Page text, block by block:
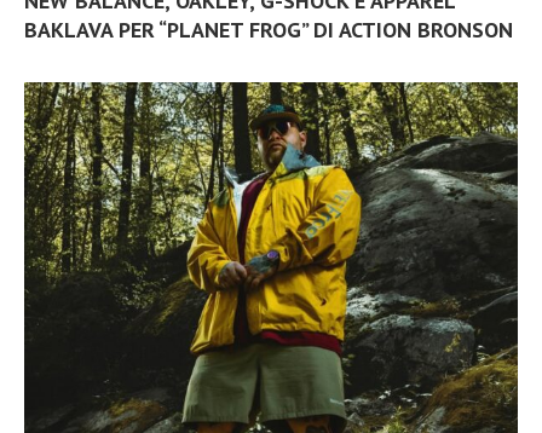
BAKLAVA PER “PLANET FROG” DI ACTION BRONSON